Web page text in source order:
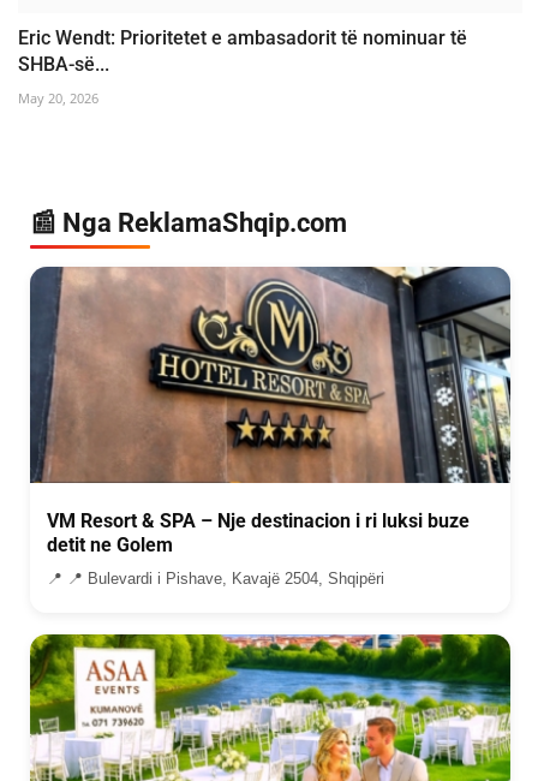
Eric Wendt: Prioritetet e ambasadorit të nominuar të
SHBA-së...
May 20, 2026
📰 Nga ReklamaShqip.com
VM Resort & SPA – Nje destinacion i ri luksi buze
detit ne Golem
📍 📍 Bulevardi i Pishave, Kavajë 2504, Shqipëri